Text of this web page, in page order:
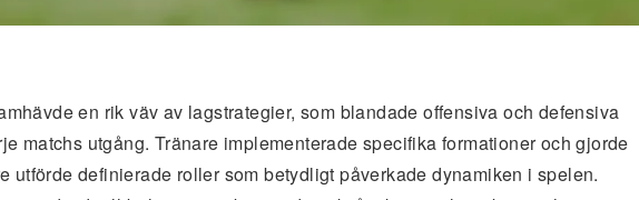
en rik väv av lagstrategier, som blandade offensiva och defensiva
matchs utgång. Tränare implementerade specifika formationer och gjorde
utförde definierade roller som betydligt påverkade dynamiken i spelen.